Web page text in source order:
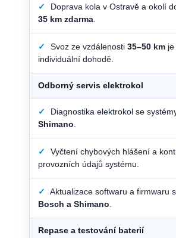
✓
Doprava kola v Ostravě a okolí
35 km zdarma
✓ Svoz ze vzdálenosti 35–50 km
individuální dohodě.
Odborný servis elektrokol
✓ Diagnostika elektrokol se
Shimano
✓
Vyčtení chybových hlášení a
provozních údajů systému.
✓
Aktualizace softwaru a firmwaru
Bosch a Shimano
Repase a testování baterií